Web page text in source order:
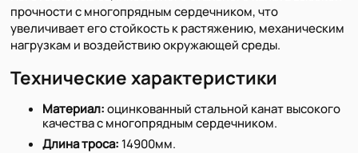
прочности с многопрядным сердечником, что
увеличивает его стойкость к растяжению, механическим
нагрузкам и воздействию окружающей среды.
Технические характеристики
Материал:оцинкованный стальной канат высокого
качества с многопрядным сердечником.
Длина троса: 14900мм.